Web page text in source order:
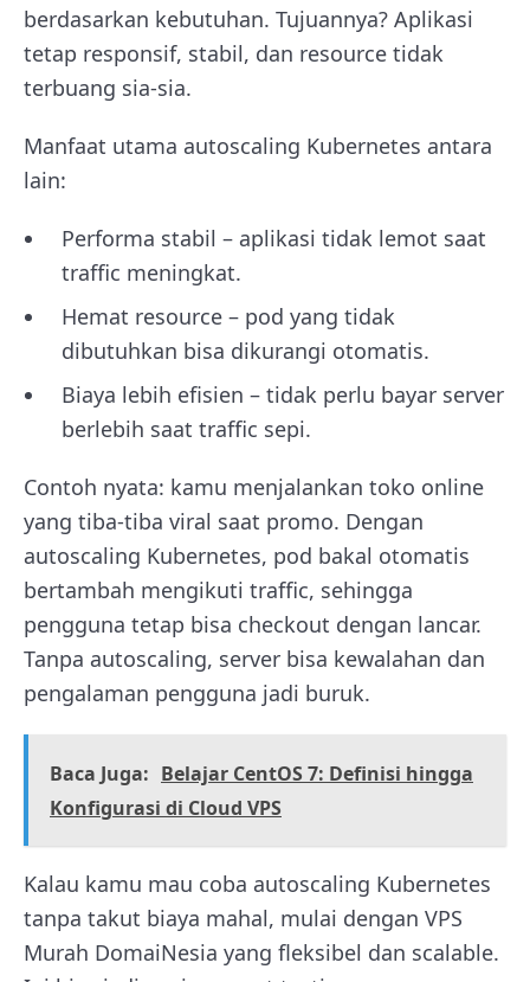
berdasarkan kebutuhan. Tujuannya? Aplikasi
tetap responsif, stabil, dan resource tidak
terbuang sia-sia.
Manfaat utama autoscaling Kubernetes antara
lain:
Performa stabil – aplikasi tidak lemot saat
traffic meningkat.
Hemat resource – pod yang tidak
dibutuhkan bisa dikurangi otomatis.
Biaya lebih efisien – tidak perlu bayar server
berlebih saat traffic sepi.
Contoh nyata: kamu menjalankan toko online
yang tiba-tiba viral saat promo. Dengan
autoscaling Kubernetes, pod bakal otomatis
bertambah mengikuti traffic, sehingga
pengguna tetap bisa checkout dengan lancar.
Tanpa autoscaling, server bisa kewalahan dan
pengalaman pengguna jadi buruk.
Baca Juga: Belajar CentOS 7: Definisi hingga
Konfigurasi di Cloud VPS
Kalau kamu mau coba autoscaling Kubernetes
tanpa takut biaya mahal, mulai dengan VPS
Murah DomaiNesia yang fleksibel dan scalable.